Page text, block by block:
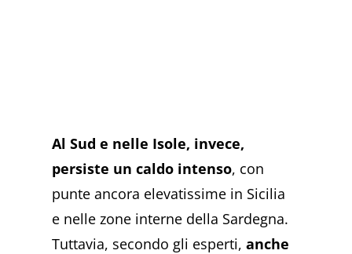
Al Sud e nelle Isole, invece,
persiste un caldo intenso, con
punte ancora elevatissime in Sicilia
e nelle zone interne della Sardegna.
Tuttavia, secondo gli esperti,anche